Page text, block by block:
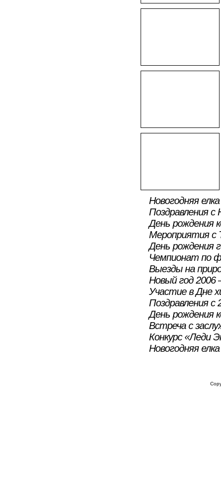
Новогодняя
Поздравления
День рождения
Мероприятия с
День рождения
Чемпионат по
Выезды на
Новый год 2006
Участие в Дне
Поздравления
День рождения
Встреча с
Конкурс «Леди
Новогодняя